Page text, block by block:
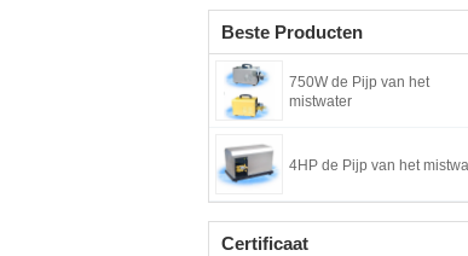
Beste Producten
750W de Pijp van het
mistwater
4HP de Pijp van het
Certificaat